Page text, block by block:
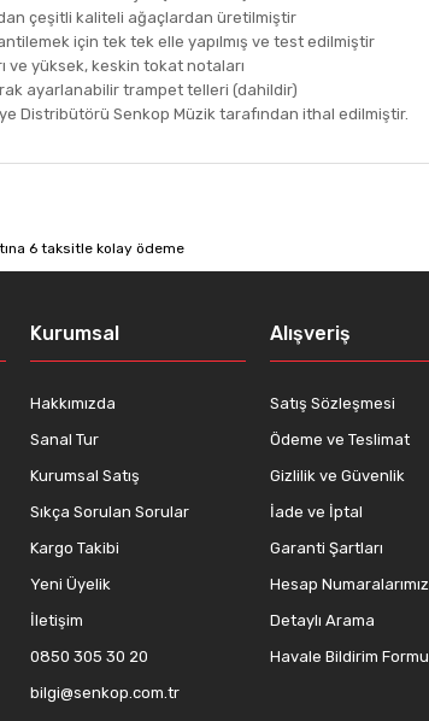
çeşitli kaliteli ağaçlardan üretilmiştir
için tek tek elle yapılmış ve test edilmiştir
ve yüksek, keskin tokat notaları
ayarlanabilir trampet telleri (dahildir)
Distribütörü Senkop Müzik tarafından ithal edilmiştir.
teşekkür ederiz.
bilgiler bulunuyor.
daha pahalı.
Kurumsal
Hakkımızda
Sanal Tur
Kurumsal Satış
Sıkça Sorulan Sorular
Kargo Takibi
Yeni Üyelik
İletişim
0850 305 30 20
bilgi@senkop.com.tr
Alışveriş
Satış Sözleşmesi
Ödeme ve Teslimat
Gizlilik ve Güvenlik
İade ve İptal
Garanti Şartları
Hesap Numaralarımız
Detaylı Arama
Havale Bildirim Formu